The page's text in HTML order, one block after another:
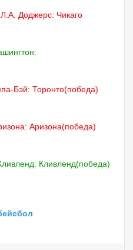
Доджерс: Чикаго
Бэй: Торонто(победа)
Аризона(победа)
Кливленд(победа)